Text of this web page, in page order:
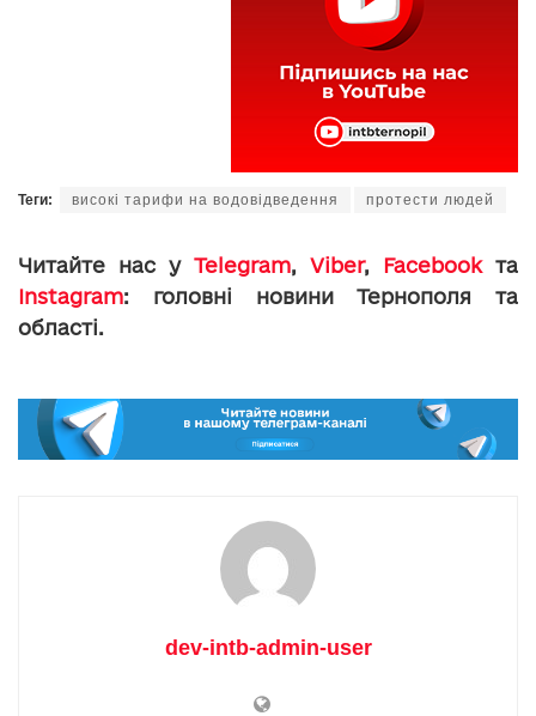
Теги: високі тарифи на водовідведення протести людей
Читайте нас у Telegram, Viber, Facebookта
Instagram: головні новини Тернополя та
області.
dev-intb-admin-user